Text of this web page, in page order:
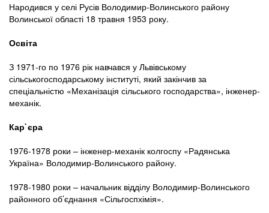
Народився у селі Русів Володимир-Волинського району
Волинської області 18 травня 1953 року.
Освіта
З 1971-го по 1976 рік навчався у Львівському
сільськогосподарському інституті, який закінчив за
спеціальністю «Механізація сільського господарства», інженер-
механік.
Кар`єра
1976-1978 роки – інженер-механік колгоспу «Радянська
Україна» Володимир-Волинського району.
1978-1980 роки – начальник відділу Володимир-Волинського
районного об’єднання «Сільгоспхімія».